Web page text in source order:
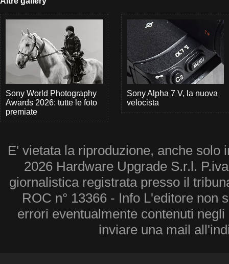
Sony World Photography
Awards 2026: tutte le foto
premiate
Sony Alpha 7 V, la nuova
velocista
E' vietata la riproduzione, anche solo
2026 Hardware Upgrade S.r.l.
giornalistica registrata presso il
ROC n° 13366 - Info L'editore non
errori eventualmente contenuti
inviare una mail